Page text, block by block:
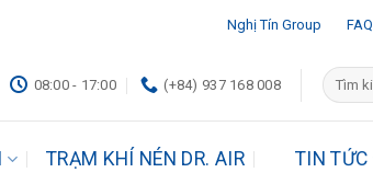
Nghị Tín Group FAQ
08:00 - 17:00 (+84) 937 168 008
Tìm
kiếm:
TRẠM KHÍ NÉN DR. AIR TIN TỨC